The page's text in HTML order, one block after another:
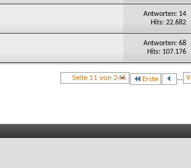
Antworten: 14
Hits: 22.682
Antworten: 68
Hits: 107.176
Seite 11 von 246 Erste ... 9